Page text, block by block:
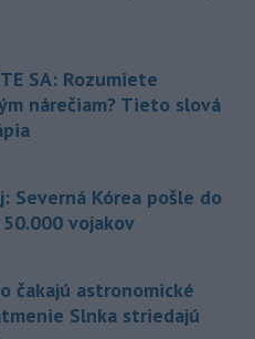
SA: Rozumiete
nárečiam? Tieto slová
Severná Kórea pošle do
50.000 vojakov
čakajú astronomické
Slnka striedajú